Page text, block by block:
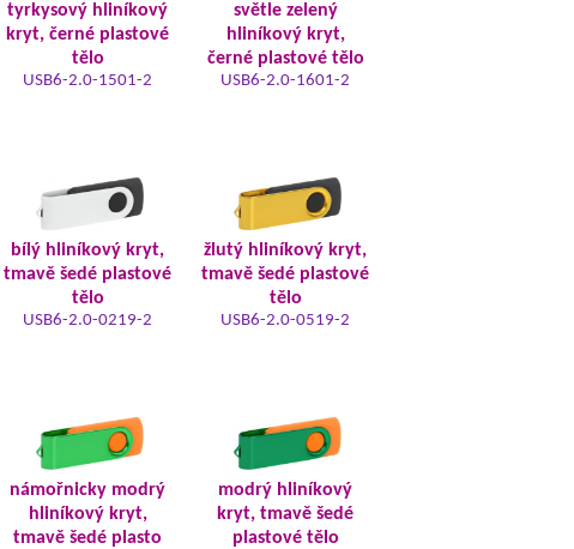
tyrkysový hliníkový
kryt, černé plastové
tělo
USB6-2.0-1501-2
světle zelený
hliníkový kryt,
černé plastové tělo
USB6-2.0-1601-2
bílý hliníkový kryt,
tmavě šedé plastové
tělo
USB6-2.0-0219-2
žlutý hliníkový kryt,
tmavě šedé plastové
tělo
USB6-2.0-0519-2
námořnicky modrý
hliníkový kryt,
tmavě šedé plasto
modrý hliníkový
kryt, tmavě šedé
plastové tělo